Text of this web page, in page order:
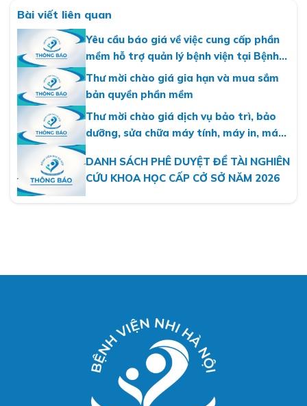
Bài viết liên quan
Yêu cầu báo giá về việc cung cấp phần
mềm hỗ trợ quản lý bệnh viện tại Bệnh
viện Nhi Hà Nội
Thư mời chào giá gia hạn và mua sắm
bản quyền phần mềm
Thư mời chào giá dịch vụ bảo trì, bảo
dưỡng, sửa chữa máy tính, máy in, máy
DANH SÁCH PHÊ DUYỆT ĐỀ TÀI NGHIÊN
CỨU KHOA HỌC CẤP CỞ SỞ NĂM 2026